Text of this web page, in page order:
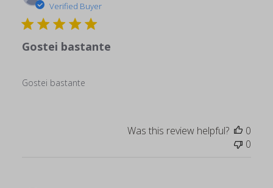
Verified Buyer
Gostei bastante
Gostei bastante
Was this review helpful?
0
0